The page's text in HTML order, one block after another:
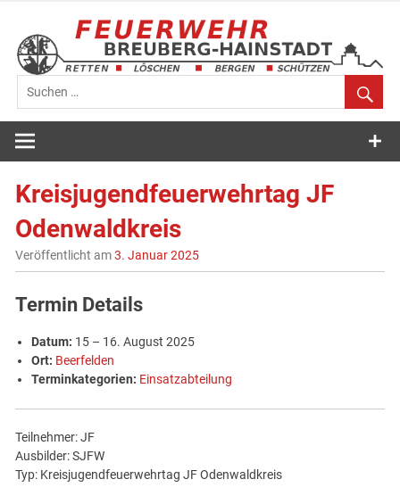
springen
Feuerwehr
Breuberg-
Hainstadt
Kreisjugendfeuerwehrtag JF
Odenwaldkreis
Veröffentlicht am3. Januar 2025
Termin Details
Datum: 15 – 16. August 2025
Ort: Beerfelden
Terminkategorien: Einsatzabteilung
Teilnehmer: JF
Ausbilder: SJFW
Typ: Kreisjugendfeuerwehrtag JF Odenwaldkreis